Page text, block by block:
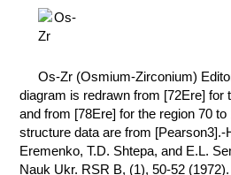
ХИМИЯ НА
ПРОИЗВОДСТВЕ
И ХИМИЧЕСКАЯ
ТЕХНОЛОГИЯ
Os-Zr (Osmium-Zirconium)
diagram is redrawn from [72Ere] for
and from [78Ere] for the region 70
structure data are from [Pearson3].-
Eremenko, T.D. Shtepa, and E.L.
Nauk Ukr. RSR B, (1), 50-52